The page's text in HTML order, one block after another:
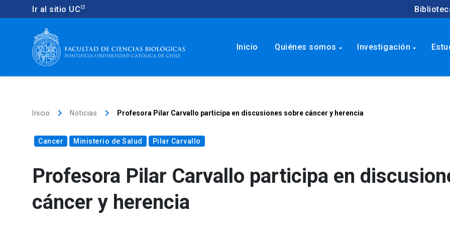
Ir al sitio UC
Inicio Quiénes somos arrow_drop_down Investigación arrow_drop_down
Inicio keyboard_arrow_right Noticias keyboard_arrow_right Profesora Pilar Carvallo participa en discusiones sobre cáncer y herencia
Cancer Ministerio de Salud Pilar Carvallo
Profesora Pilar Carvallo participa en
cáncer y herencia